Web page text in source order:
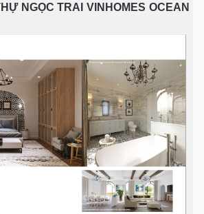
NGỌC TRAI VINHOMES OCEAN